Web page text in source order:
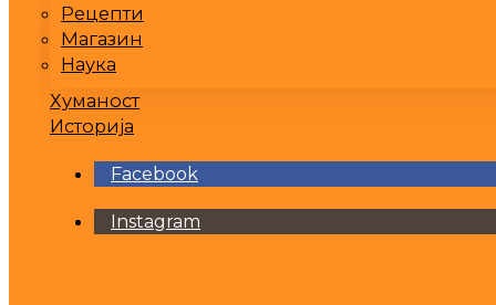
Рецепти
Магазин
Наука
Хуманост
Историја
Facebook
Instagram